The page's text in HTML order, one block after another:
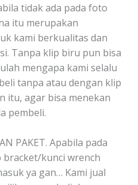
tidak ada pada foto
itu merupakan
kami berkualitas dan
Tanpa klip biru pun bisa
mengapa kami selalu
tanpa atau dengan klip
itu, agar bisa menekan
pembeli.
PAKET. Apabila pada
kunci wrench
ya gan… Kami jual